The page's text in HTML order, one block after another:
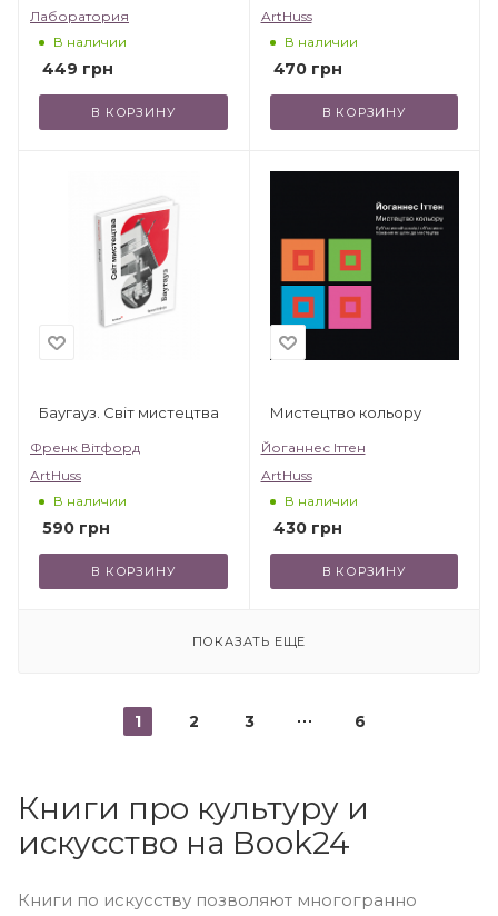
Лаборатория
В наличии
449 грн
В КОРЗИНУ
ArtHuss
В наличии
470грн
В КОРЗИНУ
Баугауз. Світ мистецтва
Френк Вітфорд
ArtHuss
В наличии
590 грн
В КОРЗИНУ
Мистецтво кольору
Йоганнес Іттен
ArtHuss
В наличии
430грн
В КОРЗИНУ
ПОКАЗАТЬ ЕЩЕ
1 2 3 6
Книги про культуру и
искусство на Book24
Книги по искусству позволяют многогранно